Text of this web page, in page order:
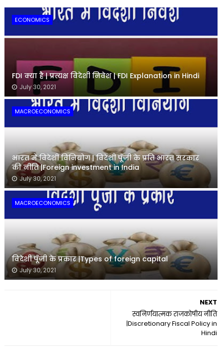
ECONOMICS
FDI क्या है | प्रत्यक्ष विदेशी निवेश | FDI Explanation in Hindi
July 30, 2021
MACROECONOMICS
भारत में विदेशी विनियोग | विदेशी पूँजी के प्रति भारत सरकार
की नीति |Foreign investment in India
July 30, 2021
MACROECONOMICS
विदेशी पूँजी के प्रकार |Types of foreign capital
July 30, 2021
NEXT
स्वनिर्णयात्मक राजकोषीय नीति
|Discretionary Fiscal Policy in
Hindi